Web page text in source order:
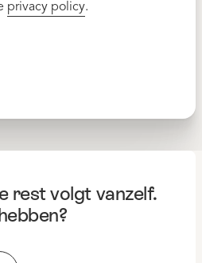
privacy policy.
rest volgt vanzelf.